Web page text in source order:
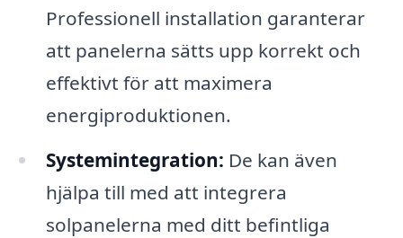
Professionell installation garanterar
att panelerna sätts upp korrekt och
effektivt för att maximera
energiproduktionen.
Systemintegration: De kan även
hjälpa till med att integrera
solpanelerna med ditt befintliga